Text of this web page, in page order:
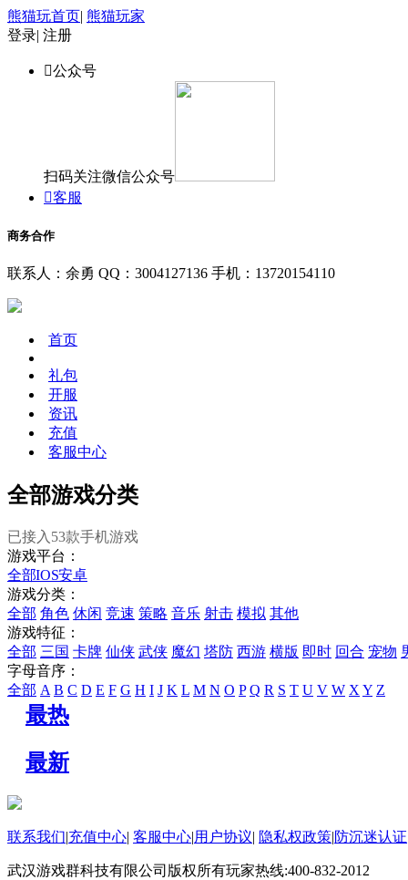
熊猫玩首页| 熊猫玩家
登录| 注册
公众号
扫码关注微信公众号
客服
商务合作
联系人：余勇 QQ：3004127136 手机：13720154110
首页
礼包
开服
资讯
充值
客服中心
全部游戏分类
已接入 53款手机游戏
游戏平台：
全部IOS安卓
游戏分类：
全部 角色 休闲 竞速 策略 音乐 射击 模拟 其他
游戏特征：
全部 三国 卡牌 仙侠 武侠 魔幻 塔防 西游 横版 即时 回合 宠物
字母音序：
全部 A B C D E F G H I J K L M N O P Q R S T U V W X Y Z
最热
最新
联系我们|充值中心| 客服中心|用户协议| 隐私权政策|防沉迷认证
武汉游戏群科技有限公司版权所有玩家热线:400-832-2012